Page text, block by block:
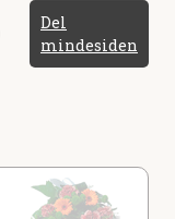
Del
mindesiden